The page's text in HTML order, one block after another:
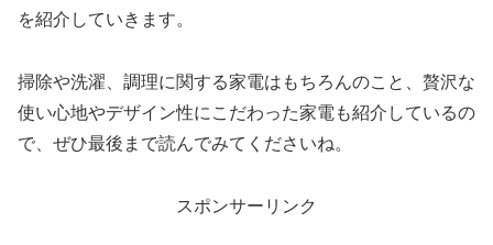
を紹介していきます。
掃除や洗濯、調理に関する家電はもちろんのこと、贅沢な
使い心地やデザイン性にこだわった家電も紹介しているの
で、ぜひ最後まで読んでみてくださいね。
スポンサーリンク